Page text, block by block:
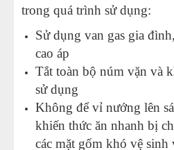
trong quá trình sử dụng:
Sử dụng van gas gia
cao áp
Tắt toàn bộ núm vặn và
sử dụng
Không để vỉ nướng lên
khiến thức ăn nhanh bị
các mặt gốm khó vệ